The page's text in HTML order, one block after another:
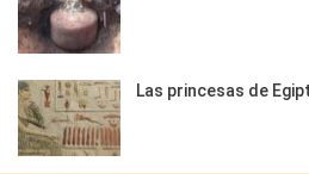
Las princesas de